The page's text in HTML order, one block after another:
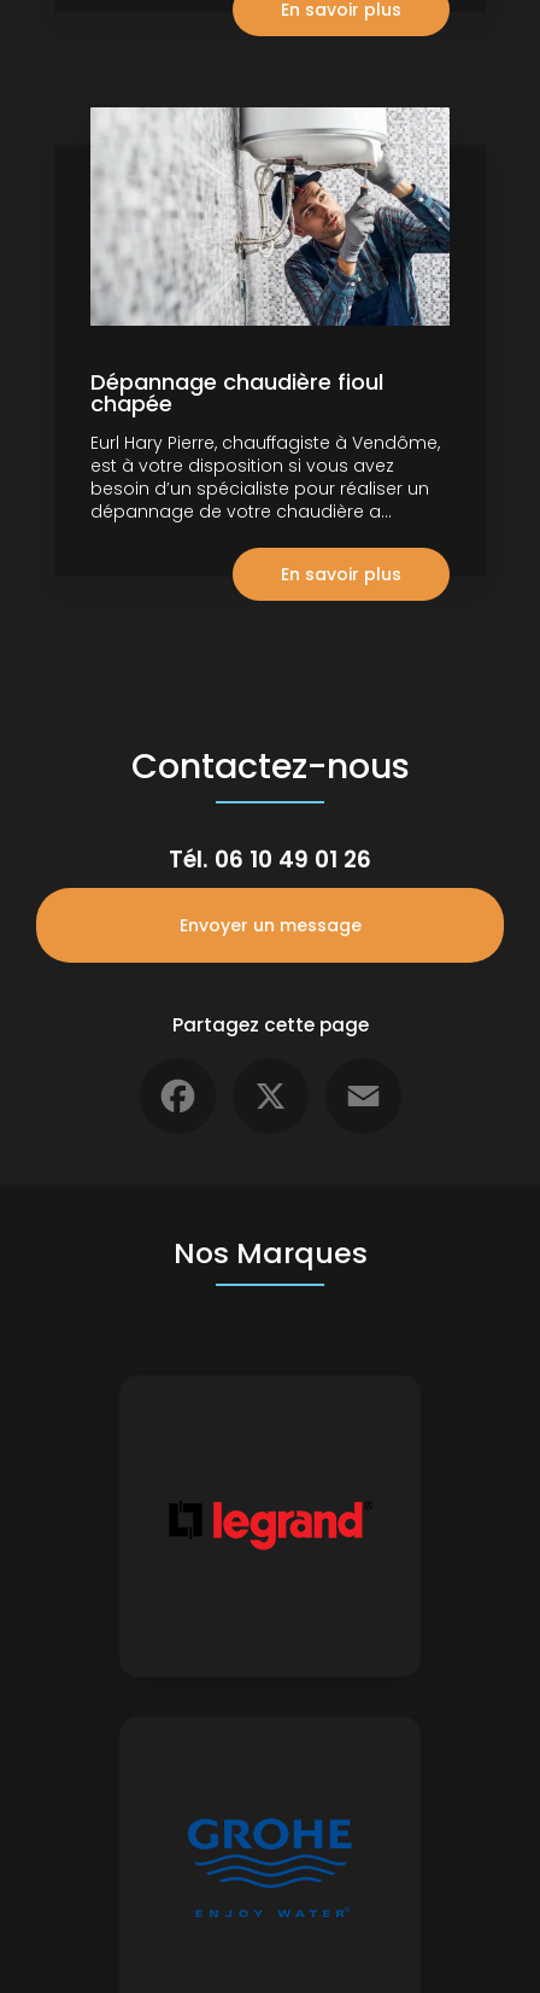
En savoir plus
Dépannage chaudière fioul
chapée
Eurl Hary Pierre, chauffagiste à Vendôme,
est à votre disposition si vous avez
besoin d’un spécialiste pour réaliser un
dépannage de votre chaudière a...
En savoir plus
Contactez-nous
Tél. 06 10 49 01 26
Envoyer un message
Partagez cette page
Nos Marques